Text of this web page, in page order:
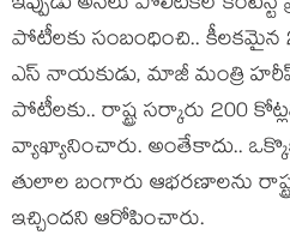
పోటీల‌కు సంబంధించి.. కీల‌క‌మైన 2
ఎస్ నాయకుడు, మాజీ మంత్రి హ‌రీష్
పోటీల‌కు.. రాష్ట్ర స‌ర్కారు 200
వ్యాఖ్యానించారు. అంతేకాదు..
తులాల బంగారు ఆభ‌ర‌ణాల‌ను
ఇచ్చింద‌ని ఆరోపించారు.